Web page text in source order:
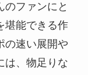
のファンにと
堪能できる作
の速い展開や
は、物足りな